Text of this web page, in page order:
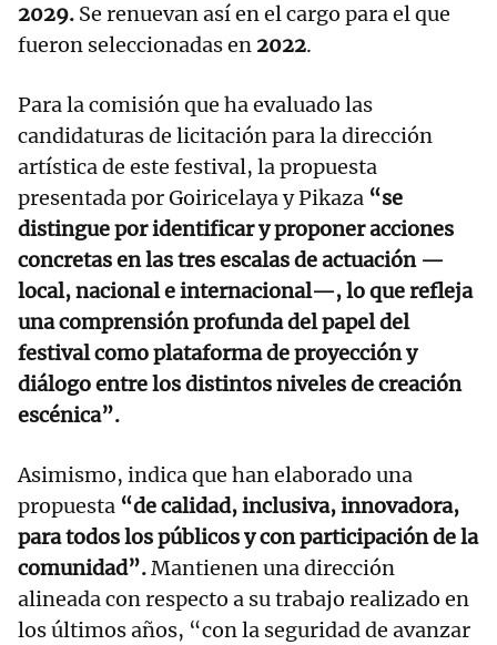
2029. Se renuevan así en el cargo para el que
fueron seleccionadas en 2022.
Para la comisión que ha evaluado las
candidaturas de licitación para la dirección
artística de este festival, la propuesta
presentada por Goiricelaya y Pikaza “se
distingue por identificar y proponer acciones
concretas en las tres escalas de actuación —
local, nacional e internacional—, lo que refleja
una comprensión profunda del papel del
festival como plataforma de proyección y
diálogo entre los distintos niveles de creación
escénica”.
Asimismo, indica que han elaborado una
propuesta “de calidad, inclusiva, innovadora,
para todos los públicos y con participación de la
comunidad”.Mantienen una dirección
alineada con respecto a su trabajo realizado en
los últimos años, “con la seguridad de avanzar